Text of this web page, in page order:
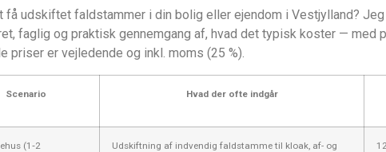
få udskiftet faldstammer i din bolig eller ejendom i Vestjylland?
faglig og praktisk gennemgang af, hvad det typisk koster —
priser er vejledende og inkl. moms (25 %).
Scenario Hvad der ofte indgår
(1‑2
Udskiftning af indvendig faldstamme til kloak, af- og